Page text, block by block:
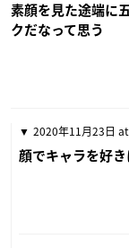
素顔を見た途端に
クだなって思う
2020年11月23日
顔でキャラを好